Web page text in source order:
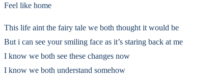
Feel like home
This life aint the fairy tale we both thought it would be
But i can see your smiling face as it’s staring back at me
I know we both see these changes now
I know we both understand somehow